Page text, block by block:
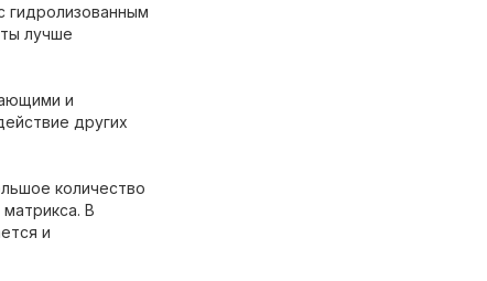
гидролизованным
лучше
и
других
количество
В
и